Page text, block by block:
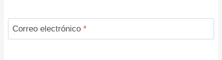
Correo electrónico *